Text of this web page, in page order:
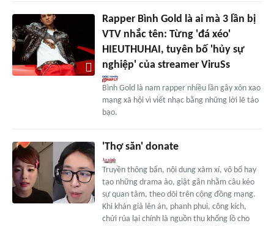
Rapper Bình Gold là ai mà 3 lần bị
VTV nhắc tên: Từng 'đá xéo'
HIEUTHUHAI, tuyên bố 'hủy sự
nghiệp' của streamer ViruSs
Bình Gold là nam rapper nhiều lần gây xôn xao
mạng xã hội vì viết nhạc bằng những lời lẽ táo
bạo.
'Thợ săn' donate
Truyền thông bẩn, nội dung xàm xí, vô bổ hay
tạo những drama ảo, giật gân nhằm câu kéo
sự quan tâm, theo dõi trên cộng đồng mạng.
Khi khán giả lên án, phanh phui, công kích,
chửi rủa lại chính là nguồn thu khổng lồ cho